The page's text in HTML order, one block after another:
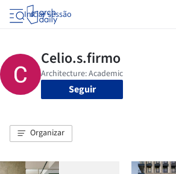
Iniciar sessão
Seguir
Organizar